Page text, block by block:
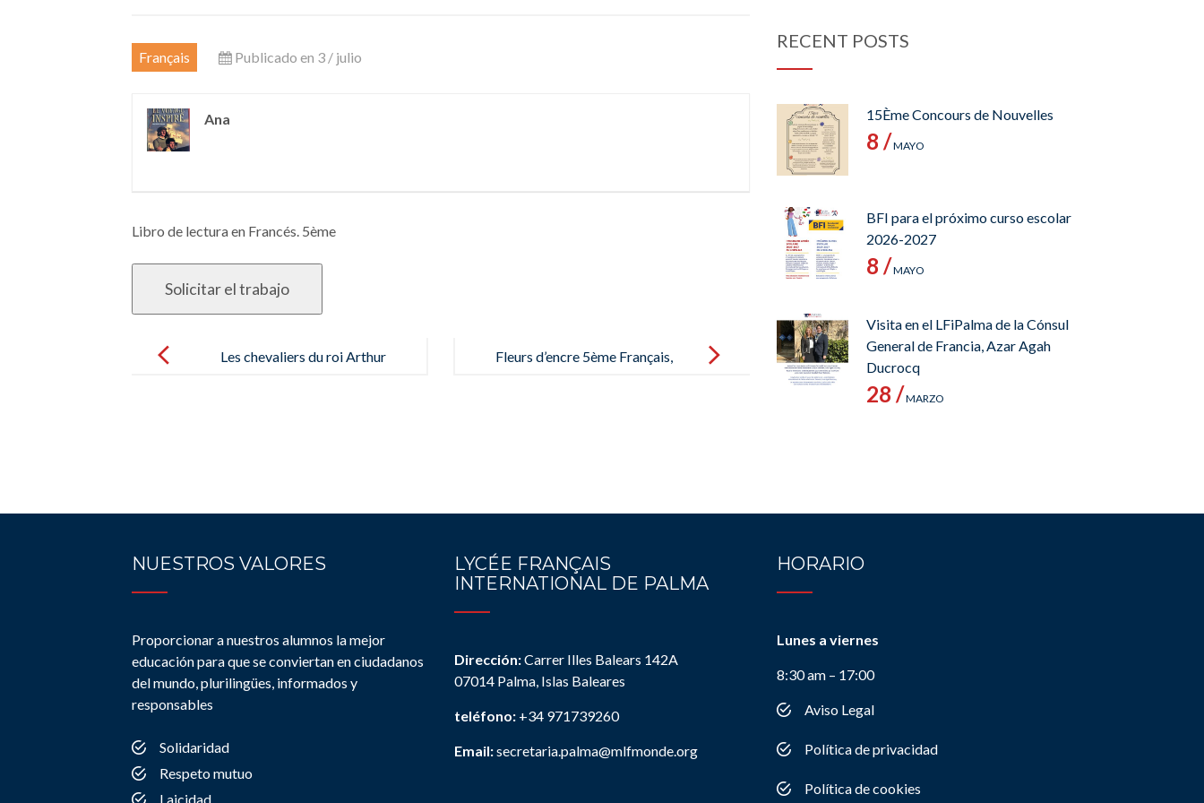
Français Publicado en 3 / julio
Ana
Libro de lectura en Francés. 5ème
navigation
Les chevaliers du roi Arthur Fleurs d’encre 5ème Français,
RECENT POSTS
15Ème Concours de Nouvelles
8 /MAYO
BFI para el próximo curso escolar
2026-2027
8 /MAYO
Visita en el LFiPalma de la Cónsul
General de Francia, Azar Agah
Ducrocq
28 /MARZO
NUESTROS VALORES
Proporcionar a nuestros alumnos la mejor
educación para que se conviertan en ciudadanos
del mundo, plurilingües, informados y
responsables
Solidaridad
Respeto mutuo
Laicidad
LYCÉE FRANÇAIS
INTERNATIONAL DE PALMA
Dirección:Carrer Illes Balears 142A
07014 Palma, Islas Baleares
teléfono: +34 971739260
Email:secretaria.palma@mlfmonde.org
HORARIO
Lunes a viernes
8:30 am – 17:00
Aviso Legal
Política de privacidad
Política de cookies